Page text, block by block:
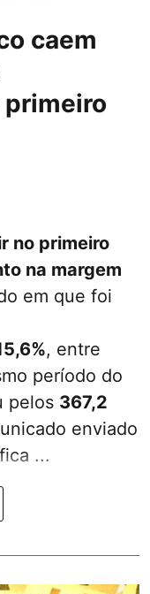
caem
primeiro
no primeiro
na margem
em que foi
, entre
período do
pelos 367,2
enviado
...